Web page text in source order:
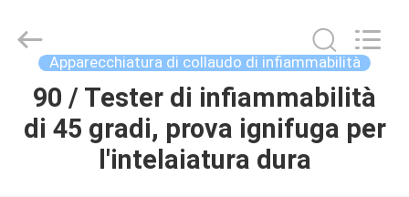
CASA
PRODOTTI
YUYANG
INSTRUMENT
Reserved.
Apparecchiatura di collaudo di infiammabilità
90 / Tester di infiammabilità
di 45 gradi, prova ignifuga per
l'intelaiatura dura